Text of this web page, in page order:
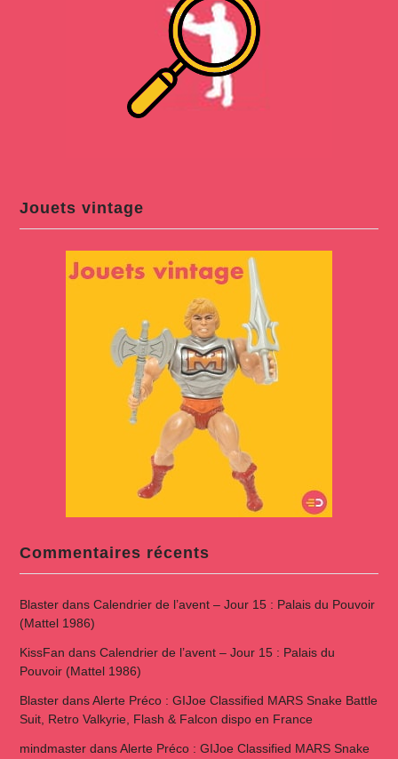
Jouets vintage
Commentaires récents
Blasterdans Calendrier de l’avent – Jour 15 : Palais du Pouvoir
(Mattel 1986)
KissFan dans Calendrier de l’avent – Jour 15 : Palais du
Pouvoir (Mattel 1986)
BlasterdansAlerte Préco : GIJoe Classified MARS Snake Battle
Suit, Retro Valkyrie, Flash & Falcon dispo en France
mindmasterdansAlerte Préco : GIJoe Classified MARS Snake